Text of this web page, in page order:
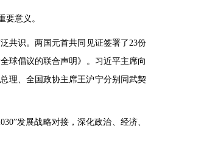
意义。
共识。两国元首共同见证签署了23份
球倡议的联合声明》。习近平主席向
理、全国政协主席王沪宁分别同武契
发展战略对接，深化政治、经济、